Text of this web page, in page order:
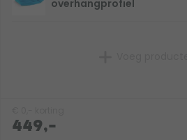
overhangprofiel
449,-